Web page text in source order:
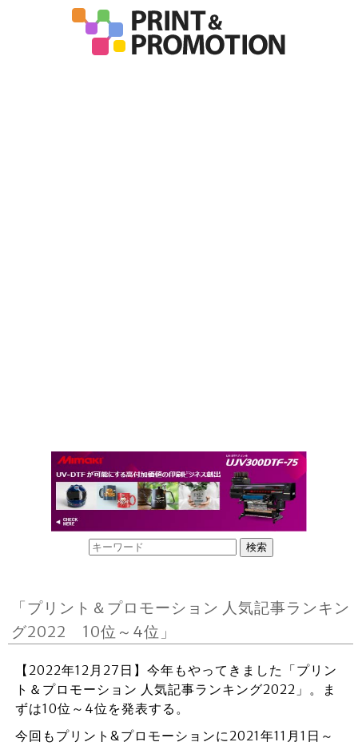
「プリント＆プロモーション 人気記事ランキン
グ2022 10位～4位」
【2022年12月27日】今年もやってきました「プリン
ト＆プロモーション 人気記事ランキング2022」。ま
ずは10位～4位を発表する。
今回もプリント&プロモーションに2021年11月1日～